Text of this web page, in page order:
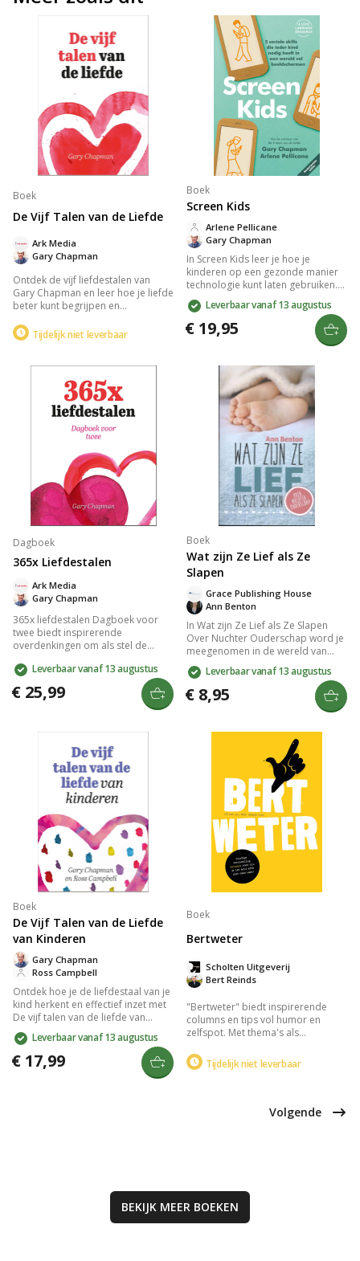
Boek
De Vijf Talen van de Liefde
Gary Chapman
Ark Media
Ontdek de vijf liefdestalen van
Gary Chapman en leer hoe je liefde
beter kunt begrijpen en
inzicht in de unieke manieren
waarop mensen liefde uiten en
liefdestaal van je partner te
herkennen, zodat jullie een diepere
verbinding kunnen ervaren.
Tijdelijk niet leverbaar
Boek
Screen Kids
Gary Chapman
Arlene Pellicane
In Screen Kids leer je hoe je
kinderen op een gezonde manier
technologie kunt laten gebruiken.
Het boek biedt inzichten en
verhalen om
schermafhankelijkheid in huis te
verminderen en belicht vijf
essentiële sociale vaardigheden
vriendschap, dankbaarheid,
zelfbeheersing, sorry zeggen en
aandacht hebben.
Leverbaar vanaf 13 augustus
€ 19,95
Dagboek
365x Liefdestalen
Gary Chapman
Ark Media
365x liefdestalen Dagboek voor
twee biedt inspirerende
overdenkingen om als stel de
liefdestalen. Elke dag bevat een
bijbeltekst, praktische inzichten van
Gary Chapman en gebeden. Werk
elkaar toe met deze waardevolle
Leverbaar vanaf 13 augustus
€ 25,99
Boek
Wat zijn Ze Lief als Ze
Slapen
Ann Benton
Grace Publishing House
In Wat zijn Ze Lief als Ze Slapen
Over Nuchter Ouderschap word je
meegenomen in de wereld van
liefdevol, nuchter ouderschap. Het
boek biedt praktische inzichten en
waardevolle tips om de balans
tussen zorg en autonomie van
kinderen te vinden. Leer hoe je
sterke band met je kinderen
opbouwt, terwijl ze zich vrij en
veilig voelen. Perfect voor
toekomstgerichte ouders.
Leverbaar vanaf 13 augustus
€ 8,95
Boek
De Vijf Talen van de Liefde
van Kinderen
Ross Campbell
Gary Chapman
Ontdek hoe je de liefdestaal van je
kind herkent en effectief inzet met
De vijf talen van de liefde van
kinderen door Gary Chapman en
Ross Campbell. Dit praktische
boek biedt waardevolle inzichten
en communicatietips om de band
Leverbaar vanaf 13 augustus
€ 17,99
Boek
Bertweter
Bert Reinds
Scholten Uitgeverij
"Bertweter" biedt inspirerende
columns en tips vol humor en
zelfspot. Met thema's als
uitdagingen, brengt het boek een
glimlach, ontroering en motivatie.
je dagelijkse leven.
Tijdelijk niet leverbaar
Volgende
BEKIJK MEER BOEKEN